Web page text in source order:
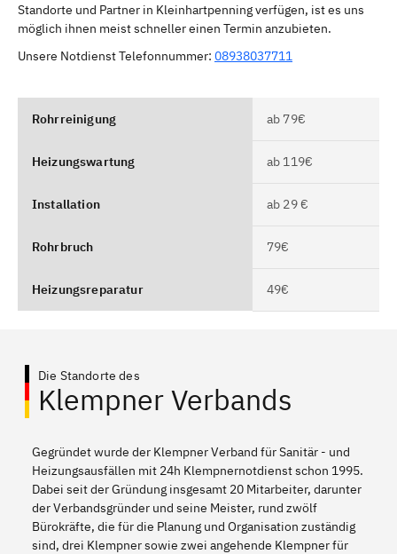
Standorte und Partner in Kleinhartpenning verfügen, ist es uns
möglich ihnen meist schneller einen Termin anzubieten.
Unsere Notdienst Telefonnummer: 08938037711
Rohrreinigung ab 79€
Heizungswartung ab 119€
Installation ab 29 €
Rohrbruch 79€
Heizungsreparatur 49€
Die Standorte des
Klempner Verbands
Gegründet wurde der Klempner Verband für Sanitär - und
Heizungsausfällen mit 24h Klempnernotdienst schon 1995.
Dabei seit der Gründung insgesamt 20 Mitarbeiter, darunter
der Verbandsgründer und seine Meister, rund zwölf
Bürokräfte, die für die Planung und Organisation zuständig
sind, drei Klempner sowie zwei angehende Klempner für